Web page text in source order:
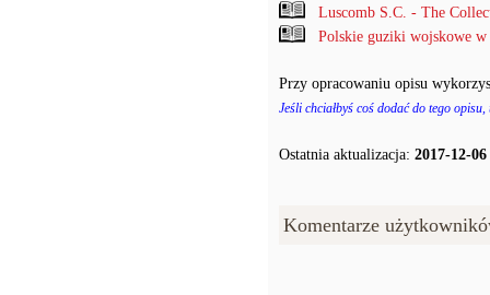
Luscomb S.C. - The
Polskie guziki wojskowe
Przy opracowaniu opisu
Jeśli chciałbyś coś dodać do tego
Ostatnia aktualizacja: 2017-12-
Komentarze